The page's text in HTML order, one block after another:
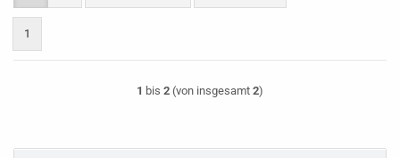
1
1 bis 2 (von insgesamt 2)